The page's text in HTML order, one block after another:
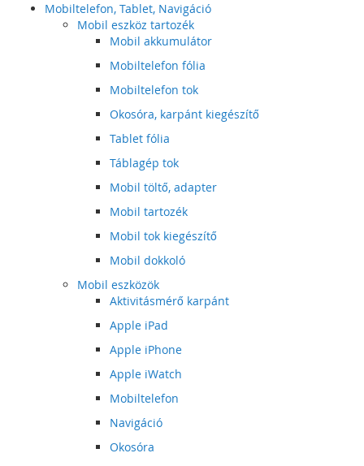
Mobiltelefon, Tablet, Navigáció
Mobil eszköz tartozék
Mobil akkumulátor
Mobiltelefon fólia
Mobiltelefon tok
Okosóra, karpánt kiegészítő
Tablet fólia
Táblagép tok
Mobil töltő, adapter
Mobil tartozék
Mobil tok kiegészítő
Mobil dokkoló
Mobil eszközök
Aktivitásmérő karpánt
Apple iPad
Apple iPhone
Apple iWatch
Mobiltelefon
Navigáció
Okosóra